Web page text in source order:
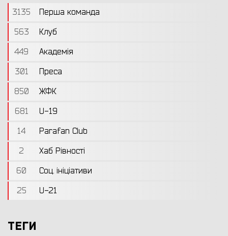
3135
Перша команда
563
Клуб
449
Академія
301
Преса
850
ЖФК
681
U-19
14
Parafan Club
2
Хаб Рівності
60
Соц. ініціативи
25
U-21
ТЕГИ